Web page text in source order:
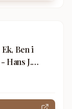
Ben i
Hans J.